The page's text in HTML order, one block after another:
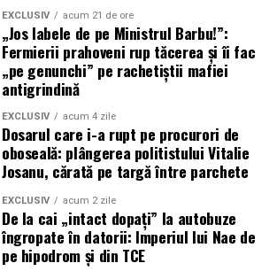
EXCLUSIV acum 21 de ore
„Jos labele de pe Ministrul Barbu!”:
Fermierii prahoveni rup tăcerea și îi fac
„pe genunchi” pe rachetiștii mafiei
antigrindină
EXCLUSIV acum 4 zile
Dosarul care i-a rupt pe procurori de
oboseală: plângerea politistului Vitalie
Josanu, cărată pe targă între parchete
EXCLUSIV acum 2 zile
De la cai „intact dopați” la autobuze
îngropate în datorii: Imperiul lui Nae de
pe hipodrom și din TCE